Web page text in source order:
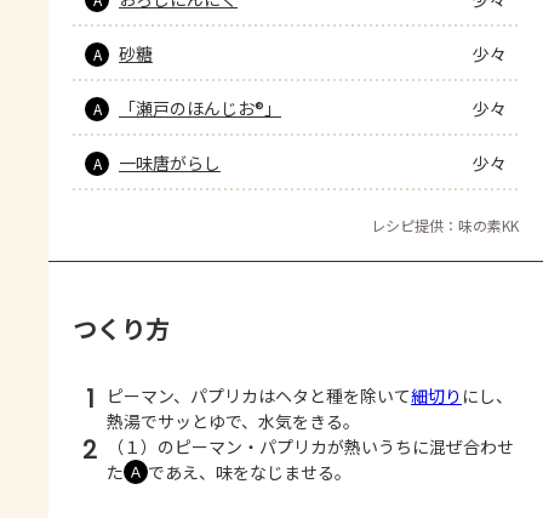
A 砂糖 少々
A 「瀬戸のほんじお®」 少々
A 一味唐がらし 少々
レシピ提供：味の素KK
つくり方
1 ピーマン、パプリカはヘタと種を除いて細切り にし、
熱湯でサッとゆで、水気をきる。
2
（１）のピーマン・パプリカが熱いうちに混ぜ合わせ
た Ａ であえ、味をなじませる。